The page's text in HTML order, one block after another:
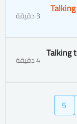
4. 3 دقيقة
5. 4 دقيقة
5